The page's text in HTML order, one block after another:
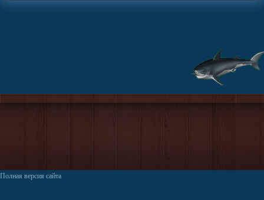
Полная версия сайта